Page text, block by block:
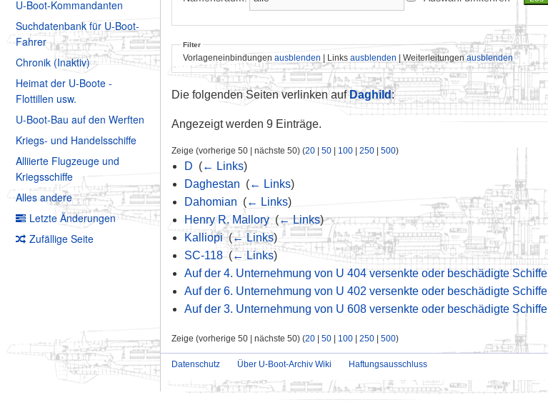
U-Boot-Kommandanten
Suchdatenbank für U-Boot-
Fahrer
Chronik (Inaktiv)
Heimat der U-Boote -
Flottillen usw.
U-Boot-Bau auf den Werften
Kriegs- und Handelsschiffe
Alliierte Flugzeuge und
Kriegsschiffe
Alles andere
Letzte Änderungen
Zufällige Seite
Filter
Vorlageneinbindungen ausblenden | Links ausblenden | Weiterleitungenausblenden
Die folgenden Seiten verlinken aufDaghild:
Angezeigt werden 9 Einträge.
Zeige (vorherige 50 | nächste 50) (20 |50 100 |250 |500)
D (← Links)
Daghestan (← Links)
Dahomian (← Links)
Henry R. Mallory‎ (← Links)
Kalliopi‎(← Links)
SC-118‎(← Links)
Auf der 4. Unternehmung von U 404 versenkte oder beschädigte Schiffe‎
Auf der 6. Unternehmung von U 402 versenkte oder beschädigte Schiffe‎
Auf der 3. Unternehmung von U 608 versenkte oder beschädigte Schiffe‎
Zeige (vorherige 50 | nächste 50) (20 |50 100 |250 |500)
Datenschutz Über U-Boot-Archiv Wiki Haftungsausschluss